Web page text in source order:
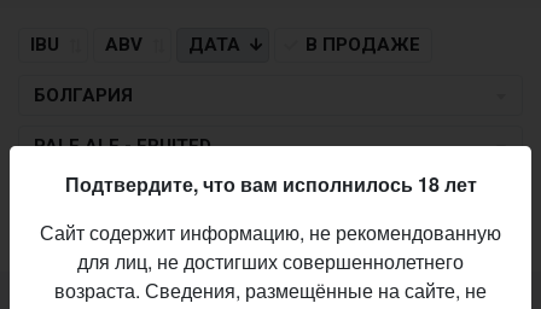
IBU ABV ДАТА В ПРОДАЖЕ
БОЛГАРИЯ
PALE ALE - FRUITED
Пиво по заданным критериям не найдено
Подтвердите, что вам исполнилось 18 лет
Сайт содержит информацию, не рекомендованную
для лиц, не достигших совершеннолетнего
возраста. Сведения, размещённые на сайте, не